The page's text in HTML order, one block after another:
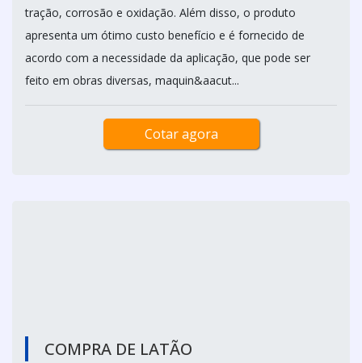
LATÃO EM BARRA
NOBRE DISTRIBUIDORA / CAMPINAS - SP
Grande São Paulo, Campinas e até 400 km da região
O latão em barra apresenta uma excelente resistência à
tração, corrosão e oxidação. Além disso, o produto
apresenta um ótimo custo benefício e é fornecido de